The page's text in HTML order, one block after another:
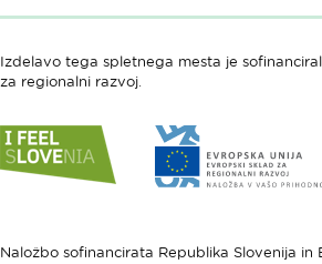
Izdelavo tega spletnega mesta je
za regionalni razvoj.
Link
do
spletne
feel
Link
do
spletne
unija
Naložbo sofinancirata Republika Slovenija in